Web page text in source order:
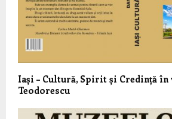
Iași – Cultură, Spirit și Credință
Teodorescu